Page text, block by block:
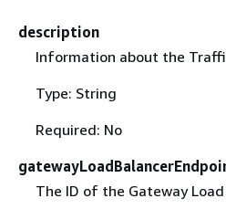
description
Information about the
Type: String
Required: No
The ID of the Gateway